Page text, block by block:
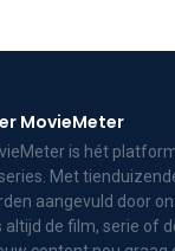
MovieMeter
is hét
Met
aangevuld door
altijd de film, serie of